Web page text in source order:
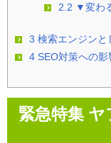
2.2 ▼変わ
3 検索エンジン
4 SEO対策への
緊急特集